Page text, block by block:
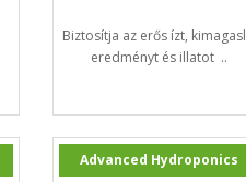
Biztosítja az erős ízt,
eredményt és illatot ..
Advanced Hydroponics